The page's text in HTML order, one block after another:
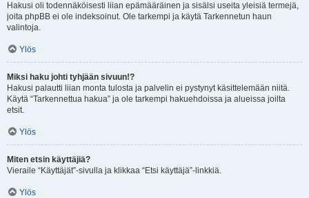
Hakusi oli todennäköisesti liian epämääräinen ja sisälsi useita yleisiä termejä,
joita phpBB ei ole indeksoinut. Ole tarkempi ja käytä Tarkennetun haun
valintoja.
Ylös
Miksi haku johti tyhjään sivuun!?
Hakusi palautti liian monta tulosta ja palvelin ei pystynyt käsittelemään niitä.
Käytä “Tarkennettua hakua” ja ole tarkempi hakuehdoissa ja alueissa joilta
etsit.
Ylös
Miten etsin käyttäjiä?
Vieraile “Käyttäjät”-sivulla ja klikkaa “Etsi käyttäjä”-linkkiä.
Ylös